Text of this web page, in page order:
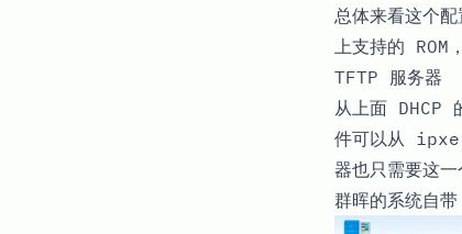
总体来看这个
上支持的 ROM
TFTP 服务器
从上面 DHCP
件可以从
器也只需要这一
群晖的系统自